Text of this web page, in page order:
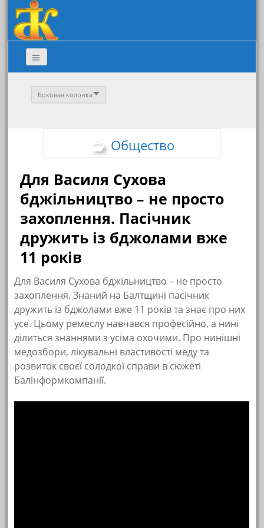
Боковая колонка
Общество
Для Василя Сухова
бджільництво – не просто
захоплення. Пасічник
дружить із бджолами вже
11 років
Для Василя Сухова бджільництво – не просто
захоплення. Знаний на Балтщині пасічник
дружить із бджолами вже 11 років та знає про них
усе. Цьому ремеслу навчався професійно, а нині
ділиться знаннями з усіма охочими. Про нинішні
медозбори, лікувальні властивості меду та
розвиток своєї солодкої справи в сюжеті
Балінформкомпанії.